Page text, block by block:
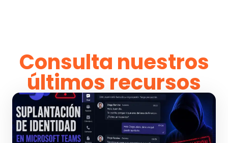
Consulta nuestros
últimos recursos